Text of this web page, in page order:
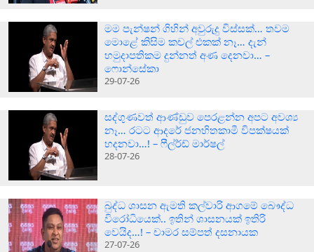
මම පැන්ෂන් ගිහින් අවුරුදු විස්සක්… තවම
මොළේ කිසිම කචල් එකක් නෑ… දැන්
හමුදාපතිකම දුන්නත් අණ දෙනවා… –
ෆොන්සේකා
29-07-26
සද්ගුණවත් ආණ්ඩුව පෙරළන්න අපට අවශ්‍ය
නෑ… රටට ආදරේ ජනහිතකාමී විපක්ෂයක්
හදනවා…! – ෆීල්ර්ඩ් මාර්ෂල්
28-07-26
බුද්ධ ශාසන ඇමති කල්වාරි ආගමේ බෞද්ධ
විරෝධියෙක්.. ඉතින් ශාසනයක් ඉතිරි
වෙයිද…! – චාමර සම්පත් දසනායක
27-07-26